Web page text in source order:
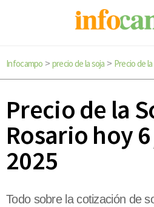
Infocampo > precio de la soja > Precio de la
Precio de la
Rosario hoy
2025
Todo sobre la cotización de